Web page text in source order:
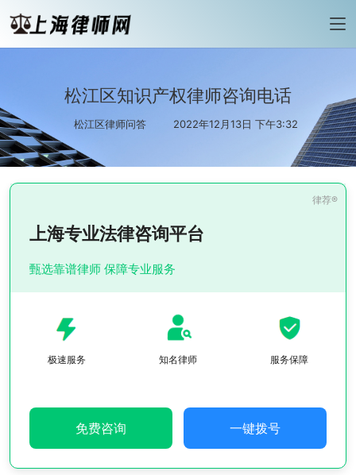
松江区知识产权律师咨询电话
松江区律师问答 2022年12月13日 下午3:32
上海专业法律咨询平台
甄选靠谱律师 保障专业服务
极速服务 知名律师 服务保障
免费咨询 一键拨号